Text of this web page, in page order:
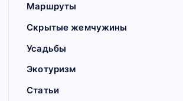
Маршруты
Скрытые жемчужины
Усадьбы
Экотуризм
Статьи